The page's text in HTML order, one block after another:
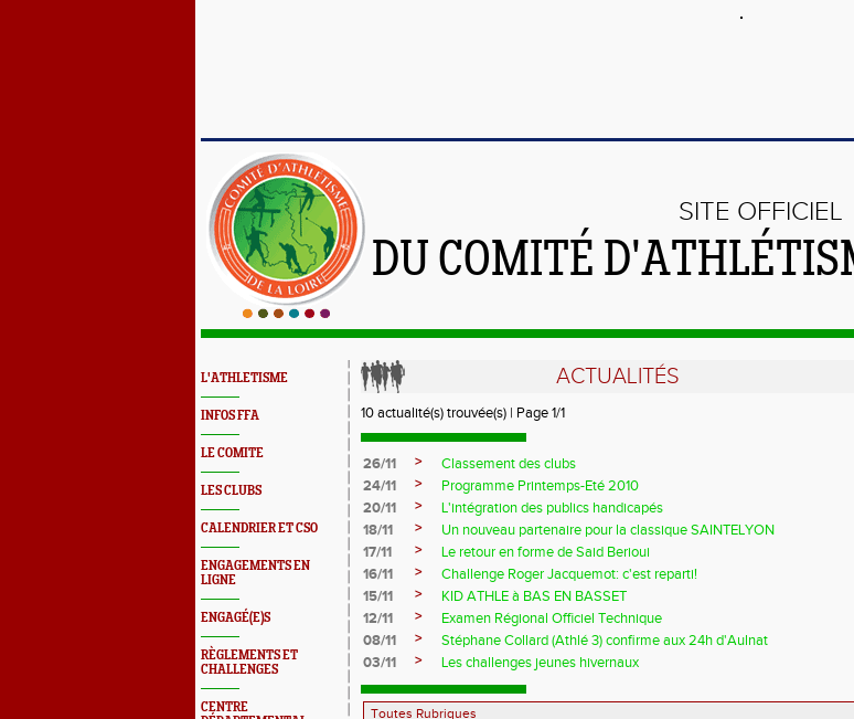
SITE OFFICIEL
DU COMITÉ
L'ATHLETISME
INFOS FFA
LE COMITE
LES CLUBS
CALENDRIER ET CSO
ENGAGEMENTS EN
LIGNE
ENGAGÉ(E)S
RÈGLEMENTS ET
CHALLENGES
CENTRE
ACTUALITÉS
10 actualité(s) trouvée(s) | Page 1/1
26/11 >
Classement des clubs
24/11
>
Programme Printemps-Eté 2010
20/11
>
L'intégration des publics handicapés
18/11
>
Un nouveau partenaire pour la classique SAINTELYON
17/11
>
Le retour en forme de Said Berioui
16/11
>
Challenge Roger Jacquemot: c'est reparti!
15/11
>
KID ATHLE à BAS EN BASSET
12/11
>
Examen Régional Officiel Technique
08/11
>
Stéphane Collard (Athlé 3) confirme aux 24h d'Aulnat
03/11
> Les challenges jeunes hivernaux